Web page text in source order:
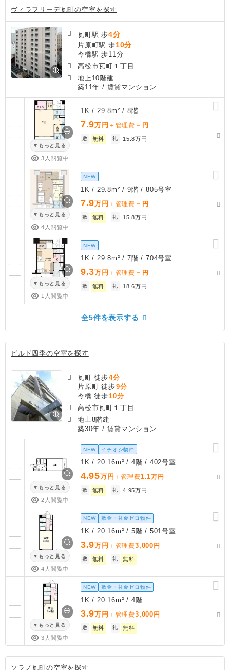
ヴィラフリーデ瓦町の空室を探す
瓦町駅 歩4分
片原町駅 歩10分
今橋駅 歩11分
高松市瓦町１丁目
地上10階建
築11年 / 賃貸マンション
もっと見る
3人閲覧中
1K / 29.8m² / 8階
7.9万円 ＋管理費 － 円
敷 無料 礼 15.8万円
もっと見る
4人閲覧中
NEW
1K / 29.8m² / 9階 / 805号室
7.9万円 ＋管理費 － 円
敷 無料 礼 15.8万円
もっと見る
1人閲覧中
NEW
1K / 29.8m² / 7階 / 704号室
9.3万円 ＋管理費 － 円
敷 無料 礼 18.6万円
全5件を表示する
ビルド四季の空室を探す
瓦町 徒歩4分
片原町 徒歩9分
今橋 徒歩10分
高松市瓦町１丁目
地上8階建
築30年 / 賃貸マンション
もっと見る
2人閲覧中
NEW イチオシ物件
1K / 20.16m² / 4階 / 402号室
4.95万円 ＋管理費1.1万円
敷 無料 礼 4.95万円
もっと見る
4人閲覧中
NEW 敷金・礼金ゼロ物件
1K / 20.16m² / 5階 / 501号室
3.9万円 ＋管理費3,000 円
敷 無料 礼 無料
もっと見る
3人閲覧中
NEW 敷金・礼金ゼロ物件
1K / 20.16m² / 4階
3.9万円 ＋管理費3,000 円
敷 無料 礼 無料
ソラノ瓦町の空室を探す